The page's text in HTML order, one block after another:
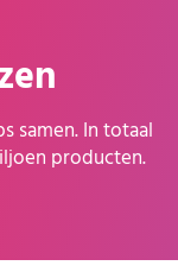
samen. In totaal
producten.